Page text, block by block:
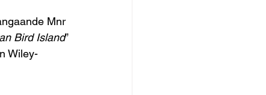
Mnr
Bird Island”
Wiley-